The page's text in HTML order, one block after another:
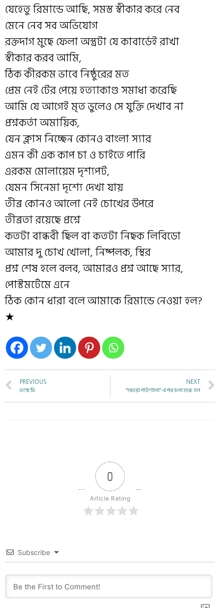
যেহেতু রিমান্ডে আছি, সমস্ত স্বীকার করে নেব
মেনে নেব সব অভিযোগ
রক্তদাগ মুছে ফেলা অস্ত্রটা যে কাবার্ডেই রাখা
স্বীকার করব আমি,
ঠিক কীরকম ভাবে নিষ্ঠুরের মত
প্রেম নেই টের পেয়ে হত্যাকাণ্ড সমাধা করেছি
আমি যে আগেই মৃত ভুলেও সে যুক্তি দেখাব না
প্রশ্নকর্তা অমায়িক,
যেন ক্লাস নিচ্ছেন কোনও বাংলা স্যার
এমন কী এক কাপ চা ও চাইতে পারি
এরকম মোলায়েম দৃশ্যপট,
যেমন সিনেমা দৃশ্যে দেখা যায়
তীব্র কোনও আলো নেই চোখের উপরে
তীব্রতা রয়েছে প্রশ্নে
কতটা বান্ধবী ছিল বা কতটা নিছক লিবিডো
আমার দু চোখ খোলা, নিষ্পলক, স্থির
প্রশ্ন শেষ হলে বলব, আমারও প্রশ্ন আছে স্যার,
পোস্টমর্টেমে এনে
ঠিক কোন ধারা বলে আমাকে রিমান্ডে নেওয়া হল?
★
PREVIOUS
ভস্মে ঘি
NEXT
“অভয়া পাঠশালা”-র পথ চলা শুরু হল
0
Article Rating
Subscribe